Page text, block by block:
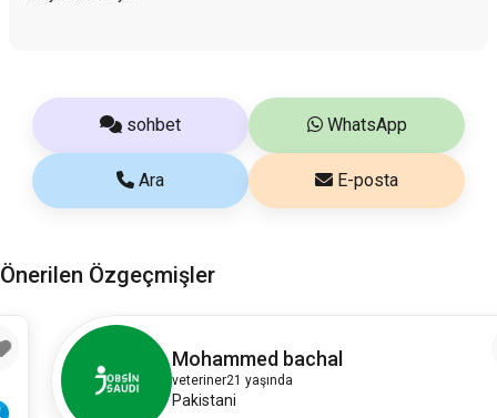
sohbet WhatsApp
Ara E-posta
Önerilen Özgeçmişler
Mohammed bachal
veteriner21 yaşında
Pakistani